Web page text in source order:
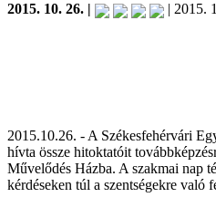
2015. 10. 26. | | 2015.
2015.10.26. - A Székesfehérvári
hívta össze hitoktatóit
Művelődés Házba. A szakmai nap
kérdéseken túl a szentségekre való